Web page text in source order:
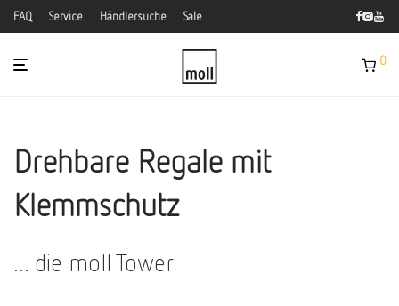
FAQ Service Händlersuche Sale
0
Drehbare Regale mit
Klemmschutz
... die moll Tower